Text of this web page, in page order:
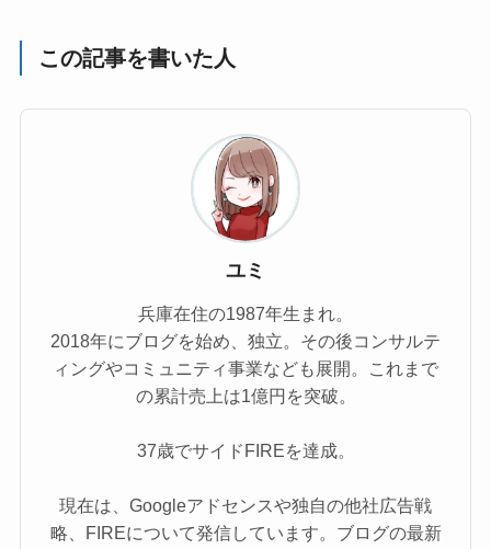
この記事を書いた人
ユミ
兵庫在住の1987年生まれ。
2018年にブログを始め、独立。その後コンサルテ
ィングやコミュニティ事業なども展開。これまで
の累計売上は1億円を突破。
37歳でサイドFIREを達成。
現在は、Googleアドセンスや独自の他社広告戦
略、FIREについて発信しています。ブログの最新